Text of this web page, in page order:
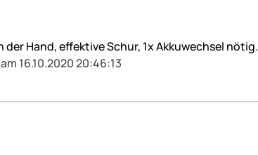
Hand, effektive Schur, 1x Akkuwechsel nötig.
16.10.2020 20:46:13